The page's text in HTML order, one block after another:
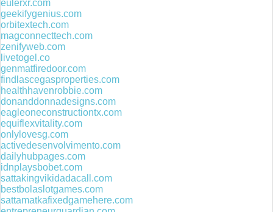
eulerxr.com
geekifygenius.com
orbitextech.com
magconnecttech.com
zenifyweb.com
livetogel.co
genmatfiredoor.com
findlascegasproperties.com
healthhavenrobbie.com
donanddonnadesigns.com
eagleoneconstructiontx.com
equiflexvitality.com
onlylovesg.com
activedesenvolvimento.com
dailyhubpages.com
idnplaysbobet.com
sattakingvikidadacall.com
bestbolaslotgames.com
sattamatkafixedgamehere.com